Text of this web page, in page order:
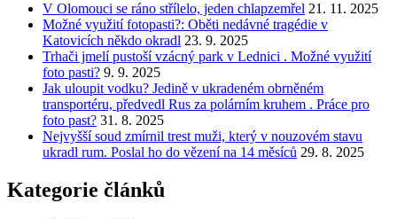
V Olomouci se ráno střílelo, jeden chlapzemřel 21. 11. 2025
Možné využití fotopasti?: Oběti nedávné tragédie v
Katovicích někdo okradl 23. 9. 2025
Trhači jmelí pustoší vzácný park v Lednici . Možné využití
foto pasti? 9. 9. 2025
Jak uloupit vodku? Jedině v ukradeném obrněném
transportéru, předvedl Rus za polárním kruhem . Práce pro
foto past? 31. 8. 2025
Nejvyšší soud zmírnil trest muži, který v nouzovém stavu
ukradl rum. Poslal ho do vězení na 14 měsíců 29. 8. 2025
Kategorie článků